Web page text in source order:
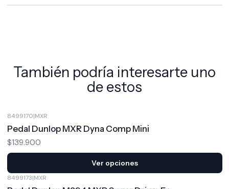
También podría interesarte uno
de estos
8499170|MXR
Pedal Dunlop MXR Dyna Comp Mini
$139.900
Ver opciones
8499173|MXR